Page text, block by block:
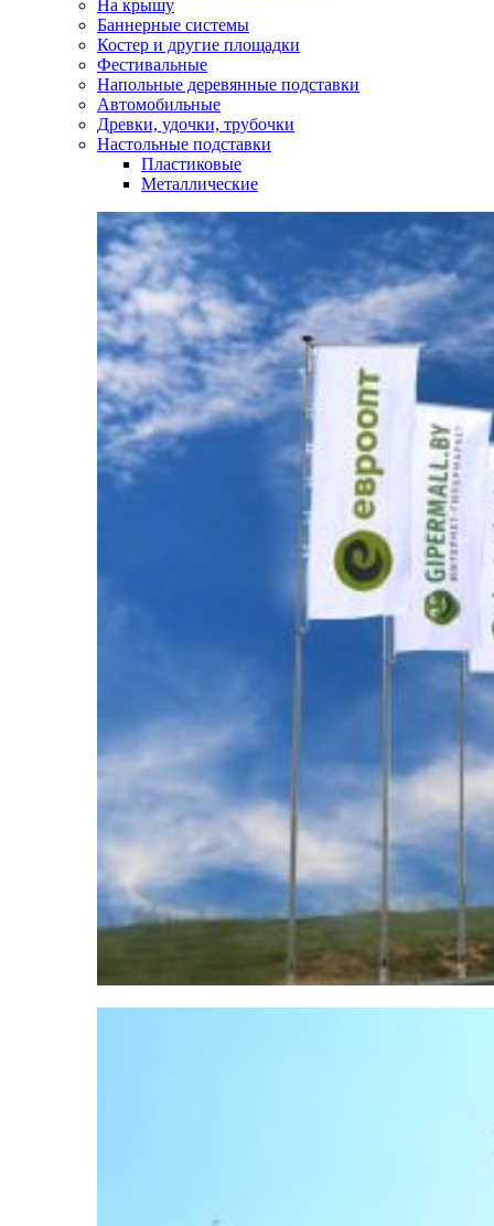
На крышу
Баннерные системы
Костер и другие площадки
Фестивальные
Напольные деревянные подставки
Автомобильные
Древки, удочки, трубочки
Настольные подставки
Пластиковые
Металлические